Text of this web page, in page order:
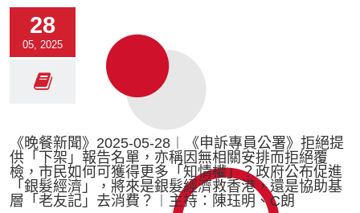
28
05, 2025
《晚餐新聞》2025-05-28︱《申訴專員公署》拒絕提
供「下架」報告名單，亦稱因無相關安排而拒絕覆
檢，市民如何可獲得更多「知情權」？政府公布促進
「銀髮經濟」，將來是銀髮經濟救香港，還是協助基
層「老友記」去消費？︱主持：陳珏明、C朗